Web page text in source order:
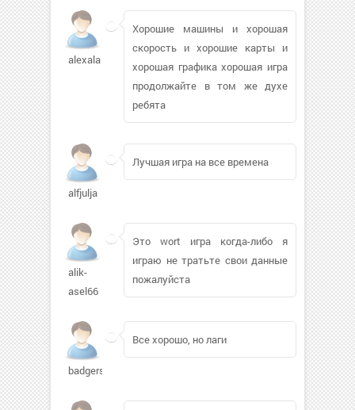
alexala
Хорошие машины и хорошая
скорость и хорошие карты и
хорошая графика хорошая игра
продолжайте в том же духе
ребята
alfjulja
Лучшая игра на все времена
alik-
asel66
Это wort игра когда-либо я
играю не тратьте свои данные
пожалуйста
badgerste256
Все хорошо, но лаги